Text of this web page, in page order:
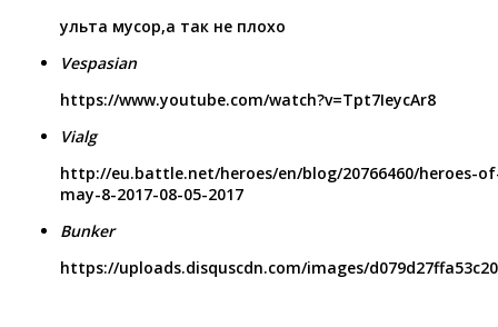
ульта мусор,а так не плохо
Vespasian
https://www.youtube.com/watch?v=Tpt7IeycAr8
Vialg
http://eu.battle.net/heroes/en/blog/20766460/heroes-
may-8-2017-08-05-2017
Bunker
https://uploads.disquscdn.com/images/